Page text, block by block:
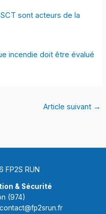
sont acteurs de la
incendie doit être évalué
Article suivant →
FP2S RUN
& Sécurité
(974)
contact@fp2srun.fr